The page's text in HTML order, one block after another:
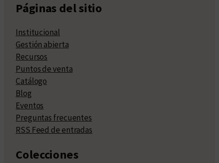
Páginas del sitio
Institucional
Gestión abierta
Recursos
Puntos de venta
Catálogo
Blog
Eventos
Preguntas frecuentes
RSS Feed de entradas
Colecciones